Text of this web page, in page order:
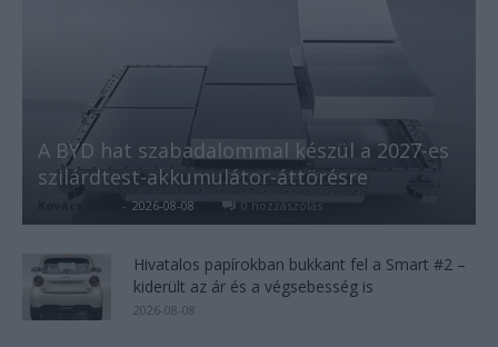
A BYD hat szabadalommal készül a 2027-es
szilárdtest-akkumulátor-áttörésre
- 2026-08-08 0 hozzászólás
Hivatalos papírokban bukkant fel a Smart #2 –
kiderült az ár és a végsebesség is
2026-08-08